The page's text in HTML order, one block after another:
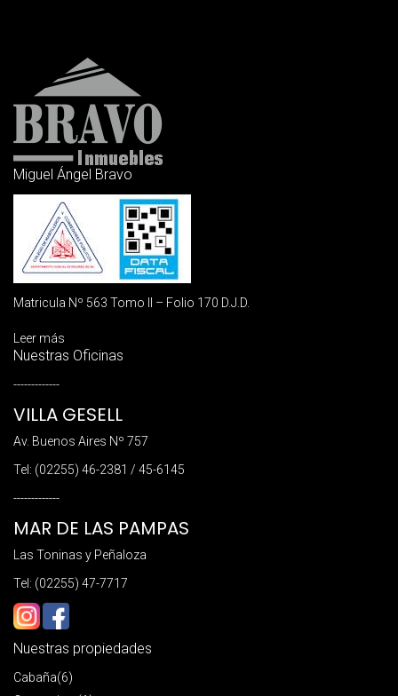
Miguel Ángel Bravo
Matricula Nº 563 Tomo II – Folio 170 D.J.D.
Leer más
Nuestras Oficinas
-------------
VILLA GESELL
Av. Buenos Aires Nº 757
Tel: (02255) 46-2381 / 45-6145
-------------
MAR DE LAS PAMPAS
Las Toninas y Peñaloza
Tel: (02255) 47-7717
Nuestras propiedades
Cabaña(6)